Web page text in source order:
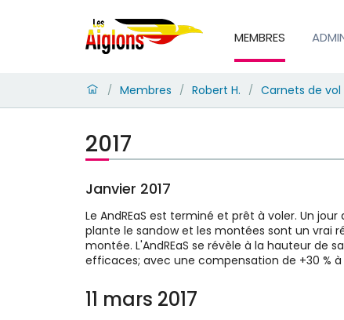
MEMBRES
/ Membres / Robert H. / Carnets de vol
2017
Janvier 2017
Le AndREaS est terminé et prêt à voler. Un
plante le sandow et les montées sont un vrai
montée. L'AndREaS se révèle à la hauteur de
efficaces; avec une compensation de +30 %
11 mars 2017